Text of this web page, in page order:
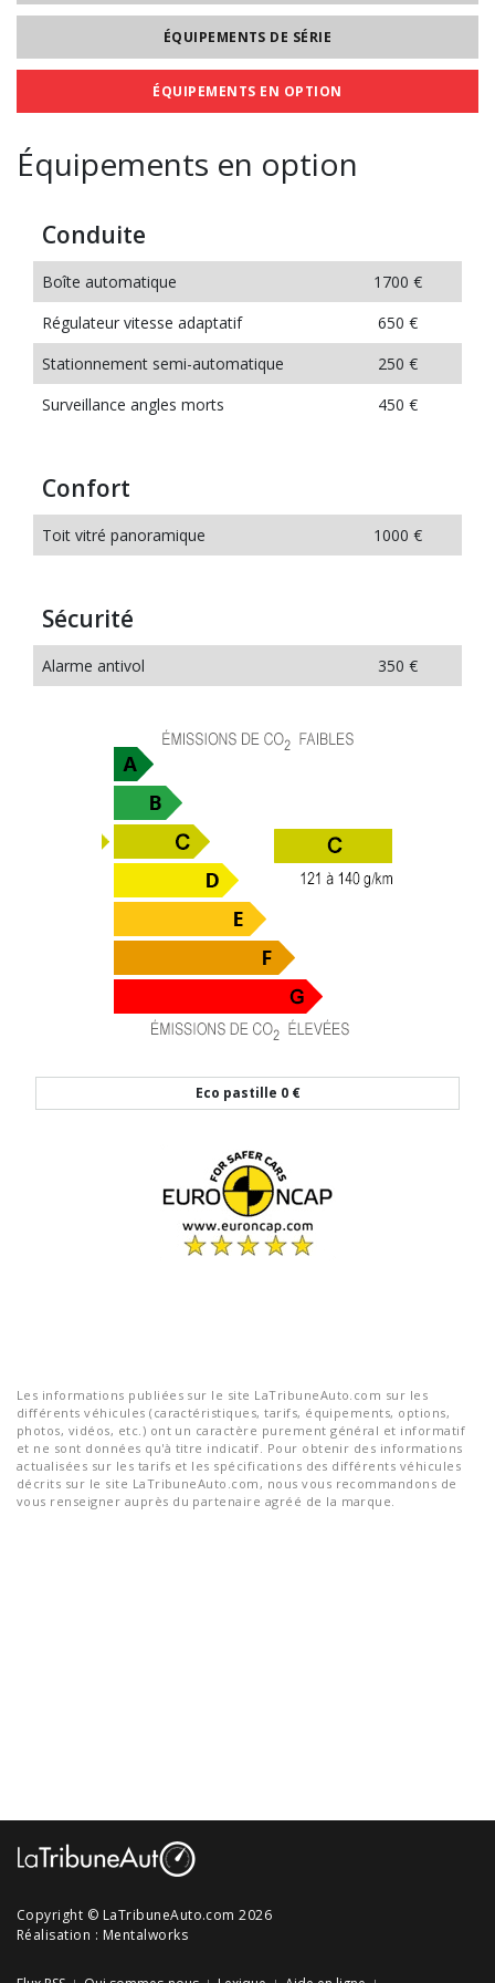
ÉQUIPEMENTS DE SÉRIE
ÉQUIPEMENTS EN OPTION
Équipements en option
Conduite
Boîte automatique
1700 €
Régulateur vitesse adaptatif
650 €
Stationnement semi-automatique
250 €
Surveillance angles morts
450 €
Confort
Toit vitré panoramique 1000 €
Sécurité
Alarme antivol 350 €
Eco pastille 0 €
Les informations publiées sur le site LaTribuneAuto.com sur les
différents véhicules (caractéristiques, tarifs, équipements, options,
photos, vidéos, etc.) ont un caractère purement général et informatif
et ne sont données qu'à titre indicatif. Pour obtenir des informations
actualisées sur les tarifs et les spécifications des différents véhicules
décrits sur le site LaTribuneAuto.com, nous vous recommandons de
vous renseigner auprès du partenaire agréé de la marque.
Copyright © LaTribuneAuto.com 2026
Réalisation : Mentalworks